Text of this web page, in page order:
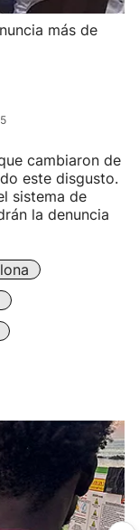
más de
cambiaron de
este disgusto.
sistema de
la denuncia